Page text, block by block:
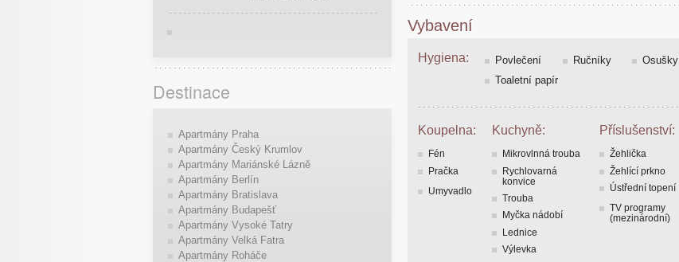
Vybavení
Hygiena: Povlečení Ručníky Osušky
Toaletní papír
Koupelna: Kuchyně: Příslušenství:
Fén
Pračka
Umyvadlo
Mikrovlnná trouba
Rychlovarná
konvice
Trouba
Myčka nádobí
Lednice
Výlevka
Žehlička
Žehlící prkno
Ústřední topení
TV programy
(mezinárodní)
Destinace
Apartmány Praha
Apartmány Český Krumlov
Apartmány Mariánské Lázně
Apartmány Berlín
Apartmány Bratislava
Apartmány Budapešť
Apartmány Vysoké Tatry
Apartmány Velká Fatra
Apartmány Roháče